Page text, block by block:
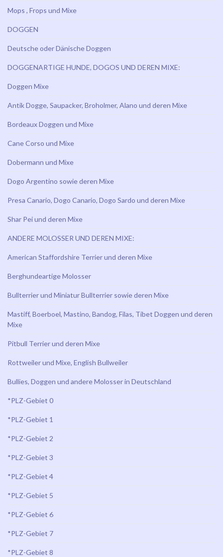
Mops , Frops und Mixe
DOGGEN
Deutsche oder Dänische Doggen
DOGGENARTIGE HUNDE, DOGOS UND DEREN MIXE:
Doggen Mixe
Antik Dogge, Saupacker, Broholmer, Alano und deren Mixe
Bordeaux Doggen und Mixe
Cane Corso und Mixe
Dobermann und Mixe
Dogo Argentino sowie deren Mixe
Presa Canario, Dogo Canario, Dogo Sardo und deren Mixe
Shar Pei und deren Mixe
ANDERE MOLOSSER UND DEREN MIXE:
American Staffordshire Terrier und deren Mixe
Berghundeartige Molosser
Bullterrier und Miniatur Bullterrier sowie deren Mixe
Mastiff, Boerboel, Mastino, Bandog, Filas, Tibet Doggen und deren
Mixe
Pitbull Terrier und deren Mixe
Rottweiler und Mixe, English Bullweiler
Bullies, Doggen und andere Molosser in Deutschland
*PLZ-Gebiet 0
*PLZ-Gebiet 1
*PLZ-Gebiet 2
*PLZ-Gebiet 3
*PLZ-Gebiet 4
*PLZ-Gebiet 5
*PLZ-Gebiet 6
*PLZ-Gebiet 7
*PLZ-Gebiet 8